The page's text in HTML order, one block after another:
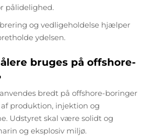
pålidelighed.
og vedligeholdelse hjælper
ydelsen.
bruges på offshore-
bredt på offshore-boringer
produktion, injektion og
Udstyret skal være solidt og
og eksplosiv miljø.